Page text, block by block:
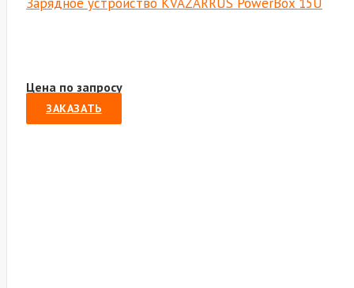
Цена по запросу
ЗАКАЗАТЬ